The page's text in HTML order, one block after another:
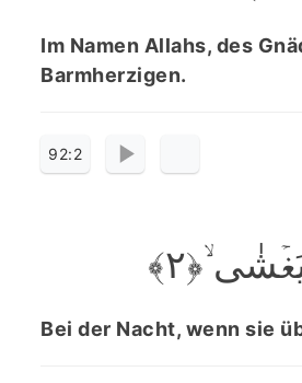
Im Namen Allahs, des
Barmherzigen.
92:2
ۙ﴿۲﴾
Bei der Nacht, wenn sie